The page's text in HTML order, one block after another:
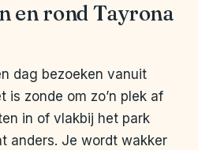
en rond Tayrona
dag bezoeken vanuit
is zonde om zo’n plek af
in of vlakbij het park
anders. Je wordt wakker